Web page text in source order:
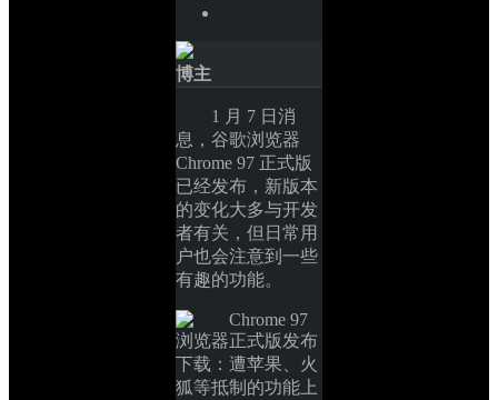
博主
1 月 7 日消
息，谷歌浏览器
Chrome 97 正式版
已经发布，新版本
的变化大多与开发
者有关，但日常用
户也会注意到一些
有趣的功能。